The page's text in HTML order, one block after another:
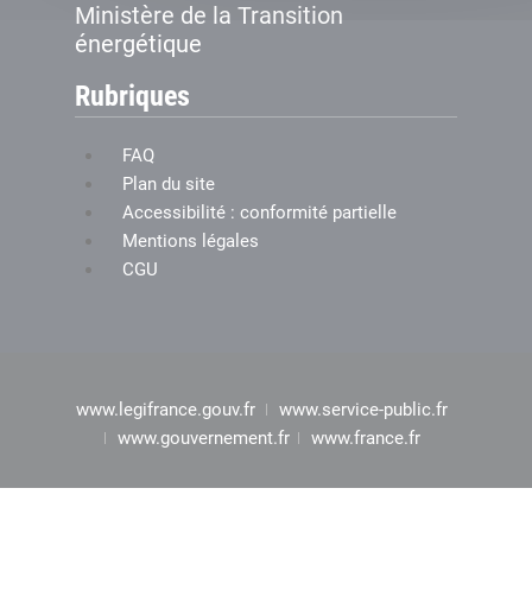
Ministère de la Transition
énergétique
Rubriques
FAQ
Plan du site
Accessibilité : conformité partielle
Mentions légales
CGU
www.legifrance.gouv.fr
www.service-public.fr
www.gouvernement.fr
www.france.fr